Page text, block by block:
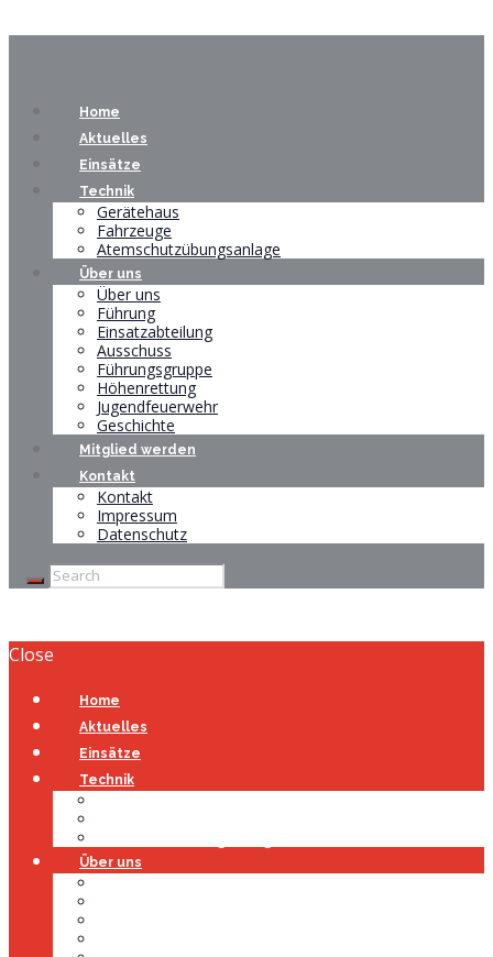
Home
Aktuelles
Einsätze
Technik
Gerätehaus
Fahrzeuge
Atemschutzübungsanlage
Über uns
Über uns
Führung
Einsatzabteilung
Ausschuss
Führungsgruppe
Höhenrettung
Jugendfeuerwehr
Geschichte
Mitglied werden
Kontakt
Kontakt
Impressum
Datenschutz
Close
Home
Aktuelles
Einsätze
Technik
Über uns